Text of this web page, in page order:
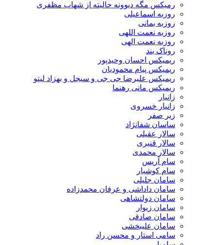
رمیکس مگه دیوونه حالیته از شهاب مظفری
روزبه اسماعیلی
روزبه بمانی
روزبه نعمت اللهی
روزبه نعمت الهی
روناک بند
ریمیکس احسان وحیدپور
ریمیکس پیام محمودیان
ریمیکس علیرضا جی جی و سیجل و بهزاد لیتو
ریمیکس مانی رهنما
زانیار
زانیار خسروی
زیر صفر
ساسان شفانژاد
سالار عقیلی
سالار قنبری
سالار محمدی
سام آریس
سام کوشیار
سامان جلیلی
سامان داداشی و عرفان محمدزاده
سامان دولتشاهی
سامان زیوار
سامان صادقی
سامان علیبخشی
سامی استار و محسن راد